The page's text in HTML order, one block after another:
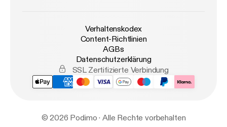
Verhaltenskodex
Content-Richtlinien
AGBs
Datenschutzerklärung
SSL Zertifizierte Verbindung
© 2026 Podimo · Alle Rechte vorbehalten